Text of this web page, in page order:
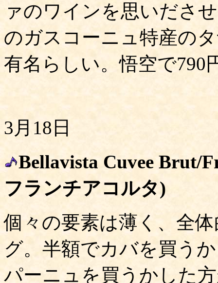
ァのワインを思いださ
のガスコーニュ特産の
有名らしい。悟空で790
3月18日
Bellavista Cuvee Brut/
フランチアコルタ)
個々の要素は薄く、全
グ。半額でカバを買う
パーニュを買うかした